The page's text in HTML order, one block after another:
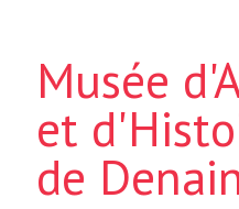
Musée
et
de